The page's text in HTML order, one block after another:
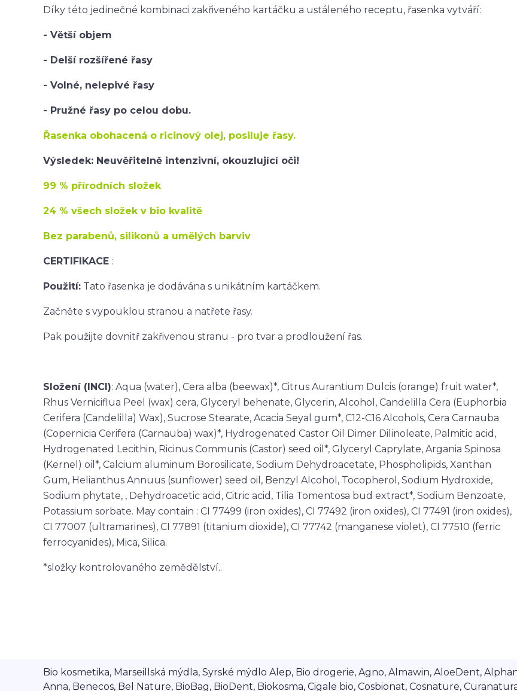
Díky této jedinečné kombinaci zakřiveného kartáčku a ustáleného receptu, řasenka vytváří:
- Větší objem
- Delší rozšířené řasy
- Volné, nelepivé řasy
- Pružné řasy po celou dobu.
Řasenka obohacená o ricinový olej, posiluje řasy.
Výsledek: Neuvěřitelně intenzivní, okouzlující oči!
99 % přírodních složek
24 % všech složek v bio kvalitě
Bez parabenů, silikonů a umělých barviv
CERTIFIKACE :
Použití: Tato řasenka je dodávána s unikátním kartáčkem.
Začněte s vypouklou stranou a natřete řasy.
Pak použijte dovnitř zakřivenou stranu - pro tvar a prodloužení řas.
Složení (INCI): Aqua (water), Cera alba (beewax)*, Citrus Aurantium Dulcis (orange) fruit water*,
Rhus Verniciflua Peel (wax) cera, Glyceryl behenate, Glycerin, Alcohol, Candelilla Cera (Euphorbia
Cerifera (Candelilla) Wax), Sucrose Stearate, Acacia Seyal gum*, C12-C16 Alcohols, Cera Carnauba
(Copernicia Cerifera (Carnauba) wax)*, Hydrogenated Castor Oil Dimer Dilinoleate, Palmitic acid,
Hydrogenated Lecithin, Ricinus Communis (Castor) seed oil*, Glyceryl Caprylate, Argania Spinosa
(Kernel) oil*, Calcium aluminum Borosilicate, Sodium Dehydroacetate, Phospholipids, Xanthan
Gum, Helianthus Annuus (sunflower) seed oil, Benzyl Alcohol, Tocopherol, Sodium Hydroxide,
Sodium phytate, , Dehydroacetic acid, Citric acid, Tilia Tomentosa bud extract*, Sodium Benzoate,
Potassium sorbate. May contain : CI 77499 (iron oxides), CI 77492 (iron oxides), CI 77491 (iron oxides),
CI 77007 (ultramarines), CI 77891 (titanium dioxide), CI 77742 (manganese violet), CI 77510 (ferric
ferrocyanides), Mica, Silica.
*složky kontrolovaného zemědělství..
Bio kosmetika, Marseillská mýdla, Syrské mýdlo Alep, Bio drogerie, Agno, Almawin, AloeDent,
Anna, Benecos, Bel Nature, BioBag, BioDent, Biokosma, Cigale bio, Cosbionat, Cosnature,